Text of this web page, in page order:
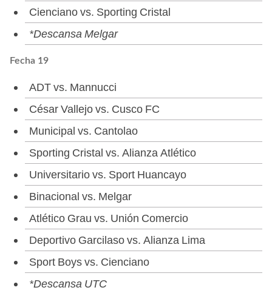
Cienciano vs. Sporting Cristal
*Descansa Melgar
Fecha 19
ADT vs. Mannucci
César Vallejo vs. Cusco FC
Municipal vs. Cantolao
Sporting Cristal vs. Alianza Atlético
Universitario vs. Sport Huancayo
Binacional vs. Melgar
Atlético Grau vs. Unión Comercio
Deportivo Garcilaso vs. Alianza Lima
Sport Boys vs. Cienciano
*Descansa UTC